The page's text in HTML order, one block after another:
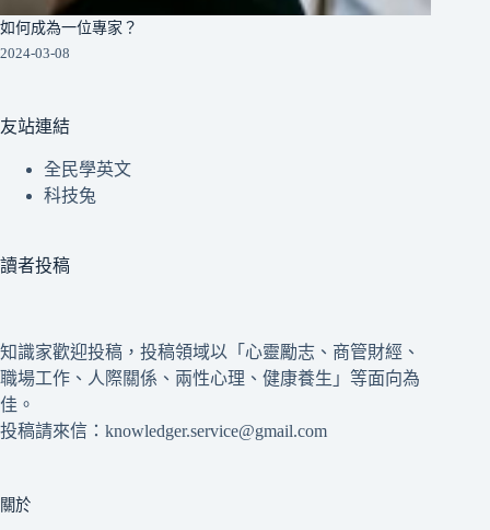
如何成為一位專家？
2024-03-08
友站連結
全民學英文
科技兔
讀者投稿
知識家歡迎投稿，投稿領域以「心靈勵志、商管財經、
職場工作、人際關係、兩性心理、健康養生」等面向為
佳。
投稿請來信：knowledger.service@gmail.com
關於